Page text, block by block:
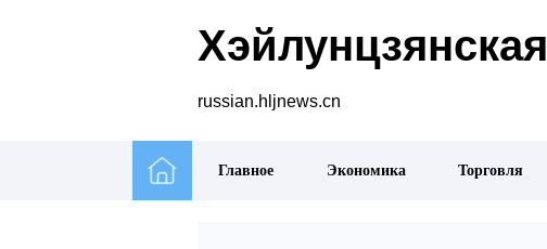
russian.hljnews.cn
Главное Экономика Торговля